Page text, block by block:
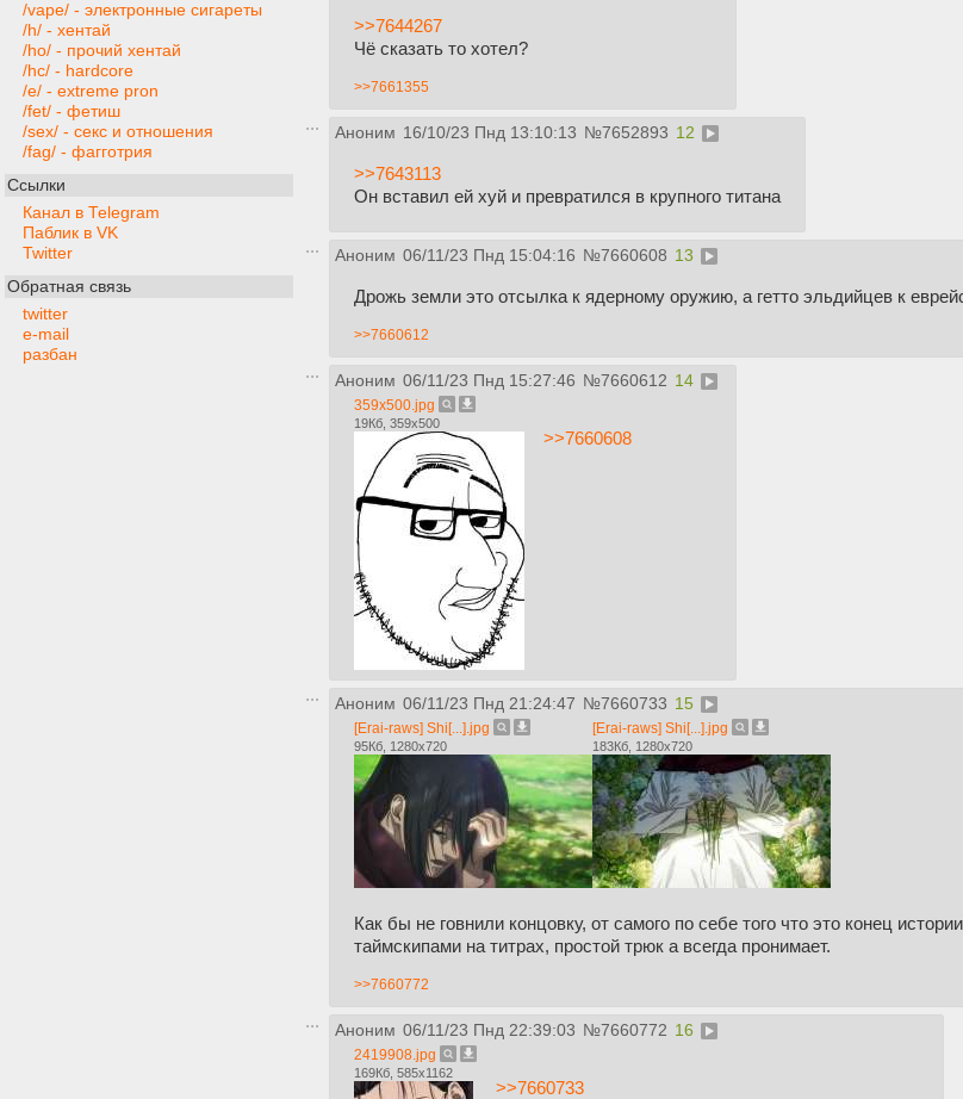
/vape/ - электронные сигареты
/h/ - хентай
/ho/ - прочий хентай
/hc/ - hardcore
/e/ - extreme pron
/fet/ - фетиш
/sex/ - секс и отношения
/fag/ - фагготрия
Ссылки
Канал в Telegram
Паблик в VK
Twitter
Обратная связь
twitter
e-mail
разбан
>>7644267
Чё сказать то хотел?
>>7661355
Аноним 16/10/23 Пнд 13:10:13 №7652893 12
>>7643113
Он вставил ей хуй и превратился в крупного титана
Аноним 06/11/23 Пнд 15:04:16 №7660608 13
Дрожь земли это отсылка к ядерному оружию, а гетто эльдийцев к
>>7660612
Аноним 06/11/23 Пнд 15:27:46 №7660612 14
359x500.jpg
19Кб, 359x500
>>7660608
Аноним 06/11/23 Пнд 21:24:47 №7660733 15
[Erai-raws] Shi[...].jpg
95Кб, 1280x720
[Erai-raws] Shi[...].jpg
183Кб, 1280x720
Как бы не говнили концовку, от самого по себе того что это конец
таймскипами на титрах, простой трюк а всегда пронимает.
>>7660772
Аноним 06/11/23 Пнд 22:39:03 №7660772 16
2419908.jpg
169Кб, 585x1162
>>7660733